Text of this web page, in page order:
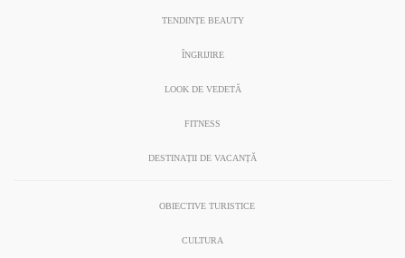
TENDINȚE BEAUTY
ÎNGRIJIRE
LOOK DE VEDETĂ
FITNESS
DESTINAȚII DE VACANȚĂ
OBIECTIVE TURISTICE
CULTURA